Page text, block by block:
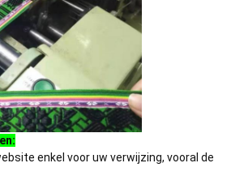
enkel voor uw verwijzing, vooral de